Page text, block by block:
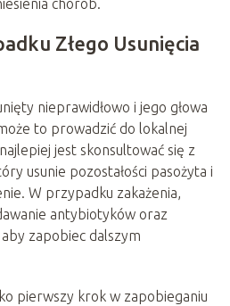
chorób.
Złego Usunięcia
nieprawidłowo i jego głowa
to prowadzić do lokalnej
jest skonsultować się z
usunie pozostałości pasożyta i
W przypadku zakażenia,
antybiotyków oraz
zapobiec dalszym
pierwszy krok w zapobieganiu